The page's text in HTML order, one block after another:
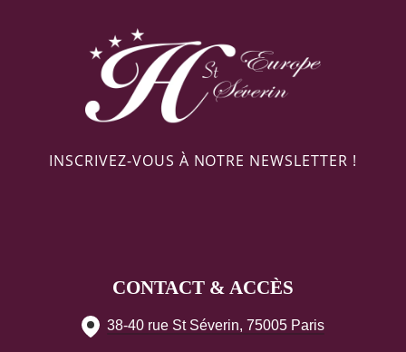
CONTACT & ACCÈS
38-40 rue St Séverin, 75005 Paris
INSCRIVEZ-VOUS À NOTRE NEWSLETTER !